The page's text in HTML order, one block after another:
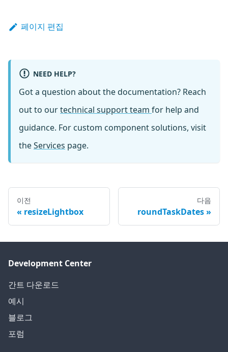
페이지 편집
NEED HELP?
Got a question about the documentation? Reach
out to ourtechnical support team for help and
guidance. For custom component solutions, visit
theServices page.
이전
resizeLightbox
다음
roundTaskDates
Development Center
간트 다운로드
예시
블로그
포럼